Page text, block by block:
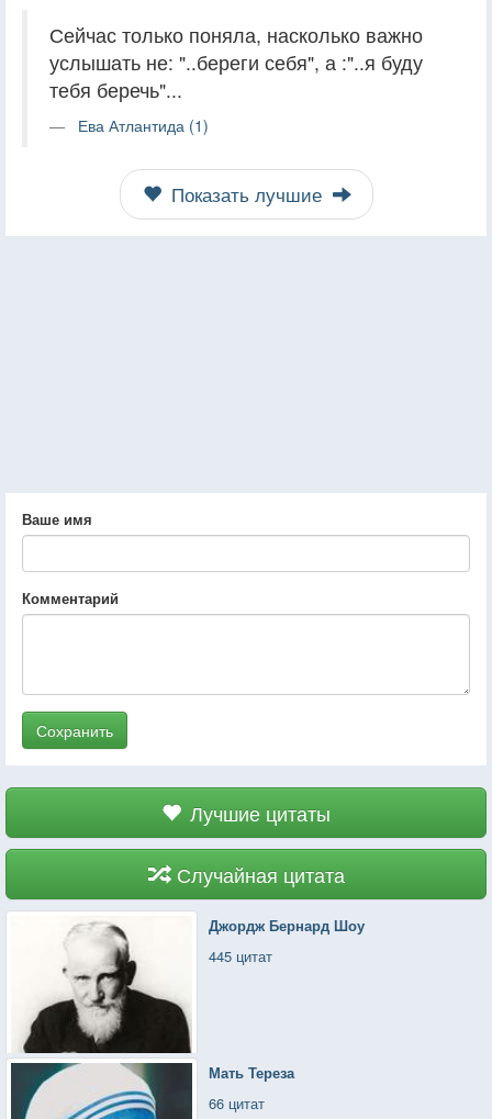
Сейчас только поняла, насколько важно
услышать не: "..береги себя", а :"..я буду
тебя беречь"...
Ева Атлантида (1)
Показать лучшие
Ваше имя
Комментарий
Сохранить
Лучшие цитаты
Случайная цитата
Джордж Бернард Шоу
445 цитат
Мать Тереза
66 цитат